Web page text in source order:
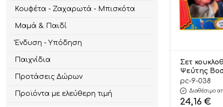
Κουφέτα - Ζαχαρωτά - Μπισκότα
Μαμά & Παιδί
Ένδυση - Υπόδηση
Παιχνίδια
Προτάσεις Δώρων
Προϊόντα με ελεύθερη τιμή
Σετ
Ψεύτης
Αφοί
pc-9-038
Διαθέσιμο
24,16 €